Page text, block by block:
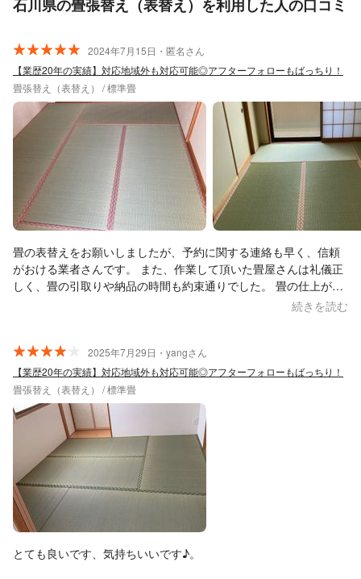
石川県の畳張替え（表替え）を利用した人の口コミ
2024年7月15日・匿名さん
【業歴20年の実績】対応地域外も対応可能◎アフターフォローもばっちり！
畳張替え（表替え） / 標準畳
畳の表替えをお願いしましたが、予約に関する連絡も早く、信頼
がおける業者さんです。 また、作業して頂いた畳屋さんは礼儀正
しく、畳の引取りや納品の時間も約束通りでした。 畳の仕上がり
続きを読む
2025年7月29日・yangさん
【業歴20年の実績】対応地域外も対応可能◎アフターフォローもばっちり！
畳張替え（表替え） / 標準畳
とても良いです、気持ちいいです♪。